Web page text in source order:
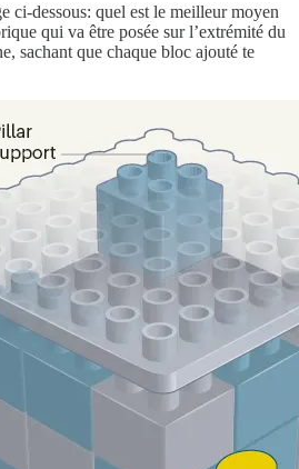
ci-dessous: quel est le meilleur moyen
qui va être posée sur l’extrémité du
sachant que chaque bloc ajouté te